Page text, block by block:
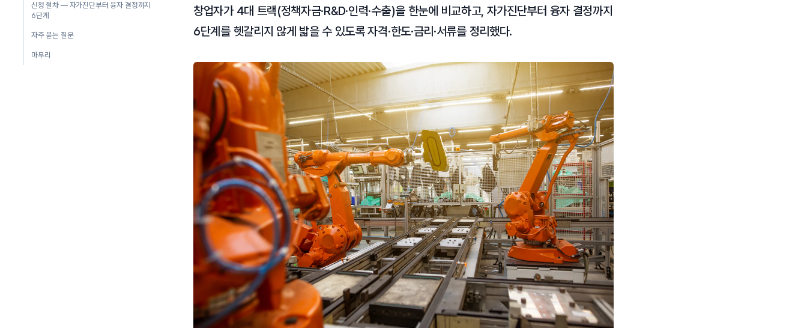
창업자가 4대 트랙(정책자금·R&D·인력·수출)을 한눈에 비교하고, 자가진단부터 융자 결정까지
6단계를 헷갈리지 않게 밟을 수 있도록 자격·한도·금리·서류를 정리했다.
신청 절차 — 자가진단부터 융자 결정까지
6단계
자주 묻는 질문
마무리